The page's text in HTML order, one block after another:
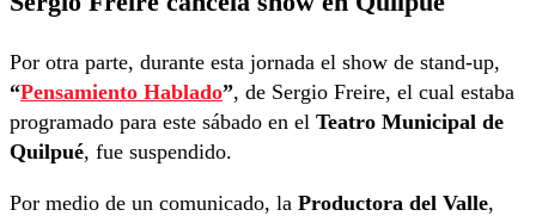
Por otra parte, durante esta jornada el show de stand-up,
“Pensamiento Hablado”, de Sergio Freire, el cual estaba
programado para este sábado en el Teatro Municipal de
Quilpué, fue suspendido.
Por medio de un comunicado, la Productora del Valle,